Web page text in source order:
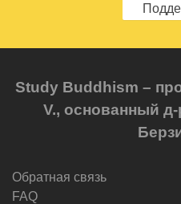
Study Buddhism –
V., основанный
Обратная связь
FAQ